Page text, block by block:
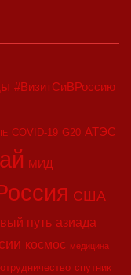
#ВизитСиВРоссию
COVID-19 G20 АТЭС
МИД
США
путь азиада
космос медицина
спутник